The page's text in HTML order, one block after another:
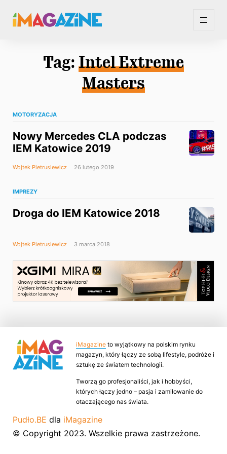
Tag: Intel Extreme
Masters
MOTORYZACJA
Nowy Mercedes CLA podczas
IEM Katowice 2019
Wojtek Pietrusiewicz 26 lutego 2019
IMPREZY
Droga do IEM Katowice 2018
Wojtek Pietrusiewicz 3 marca 2018
iMagazine to wyjątkowy na polskim rynku
magazyn, który łączy ze sobą lifestyle, podróże i
sztukę ze światem technologii.
Tworzą go profesjonaliści, jak i hobbyści,
których łączy jedno – pasja i zamiłowanie do
otaczającego nas świata.
Pudło.BE dla iMagazine
© Copyright 2023. Wszelkie prawa zastrzeżone.